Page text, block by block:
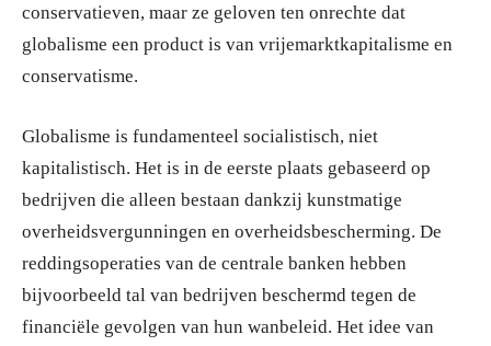
conservatieven, maar ze geloven ten onrechte dat
globalisme een product is van vrijemarktkapitalisme en
conservatisme.
Globalisme is fundamenteel socialistisch, niet
kapitalistisch. Het is in de eerste plaats gebaseerd op
bedrijven die alleen bestaan dankzij kunstmatige
overheidsvergunningen en overheidsbescherming. De
reddingsoperaties van de centrale banken hebben
bijvoorbeeld tal van bedrijven beschermd tegen de
financiële gevolgen van hun wanbeleid. Het idee van